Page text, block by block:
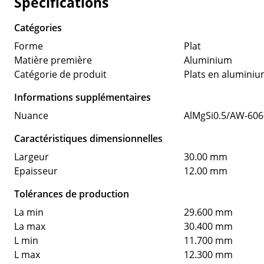
Catégories
Forme
Plat
Matière première
Aluminium
Catégorie de produit
Plats en
Informations supplémentaires
Nuance
AlMgSi0.5/AW-
Caractéristiques dimensionnelles
Largeur
30.00 mm
Epaisseur
12.00 mm
Tolérances de production
La min
29.600 mm
La max
30.400 mm
L min
11.700 mm
L max
12.300 mm